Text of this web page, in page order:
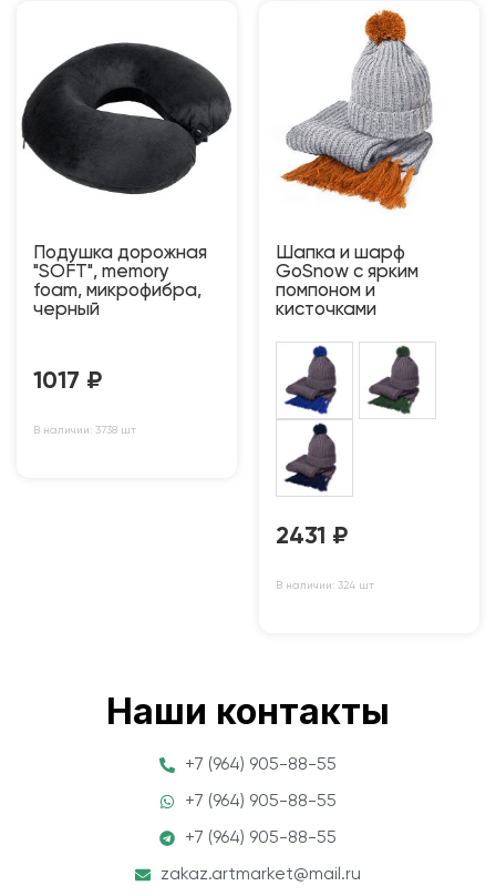
Подушка дорожная
"SOFT", memory
foam, микрофибра,
черный
1017 ₽
В наличии: 3738 шт
Шапка и шарф
GoSnow с ярким
пoмпоном и
кисточками
2431 ₽
В наличии: 324 шт
Наши контакты
+7 (964) 905-88-55
+7 (964) 905-88-55
+7 (964) 905-88-55
zakaz.artmarket@mail.ru